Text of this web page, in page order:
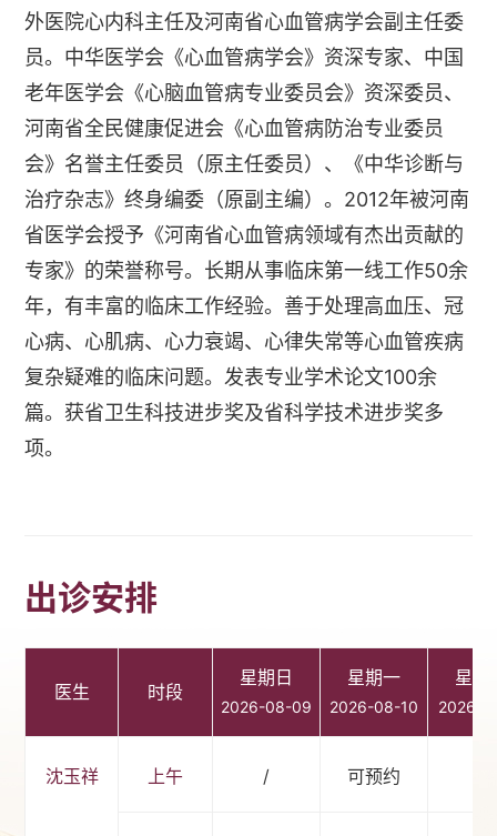
外医院心内科主任及河南省心血管病学会副主任委
员。中华医学会《心血管病学会》资深专家、中国
老年医学会《心脑血管病专业委员会》资深委员、
河南省全民健康促进会《心血管病防治专业委员
会》名誉主任委员（原主任委员）、《中华诊断与
治疗杂志》终身编委（原副主编）。2012年被河南
省医学会授予《河南省心血管病领域有杰出贡献的
专家》的荣誉称号。长期从事临床第一线工作50余
年，有丰富的临床工作经验。善于处理高血压、冠
心病、心肌病、心力衰竭、心律失常等心血管疾病
复杂疑难的临床问题。发表专业学术论文100余
篇。获省卫生科技进步奖及省科学技术进步奖多
项。
出诊安排
医生 时段
星期日
2026-08-09
星期一
2026-08-10
星期
2026-
沈玉祥 上午 / 可预约